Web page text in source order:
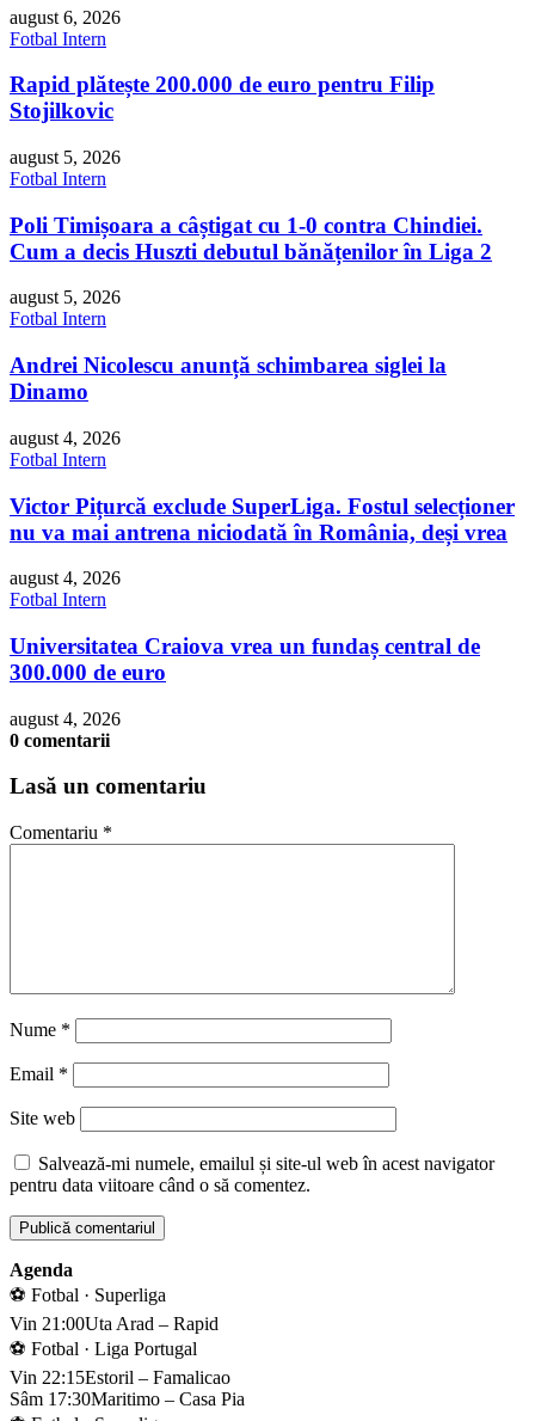
august 6, 2026
Fotbal Intern
Rapid plătește 200.000 de euro pentru Filip
Stojilkovic
august 5, 2026
Fotbal Intern
Poli Timișoara a câștigat cu 1-0 contra Chindiei.
Cum a decis Huszti debutul bănățenilor în Liga 2
august 5, 2026
Fotbal Intern
Andrei Nicolescu anunță schimbarea siglei la
Dinamo
august 4, 2026
Fotbal Intern
Victor Pițurcă exclude SuperLiga. Fostul selecționer
nu va mai antrena niciodată în România, deși vrea
august 4, 2026
Fotbal Intern
Universitatea Craiova vrea un fundaș central de
300.000 de euro
august 4, 2026
0 comentarii
Lasă un comentariu
Comentariu *
Nume *
Email *
Site web
Salvează-mi numele, emailul și site-ul web în acest navigator
pentru data viitoare când o să comentez.
Agenda
⚽ Fotbal · Superliga
Vin 21:00Uta Arad – Rapid
⚽ Fotbal · Liga Portugal
Vin 22:15Estoril – Famalicao
Sâm 17:30Maritimo – Casa Pia